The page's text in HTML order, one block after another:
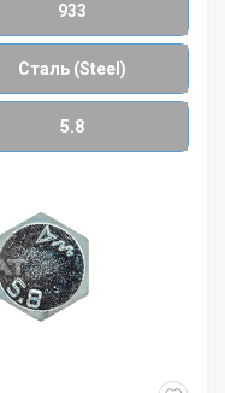
933
Сталь (Steel)
5.8